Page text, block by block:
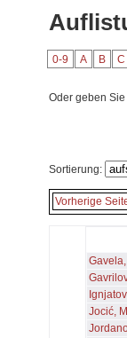
0-9 A B C
Oder geben
Sortierung:
Vorherige
Jocić,